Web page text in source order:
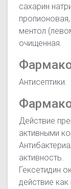
сахарин
ментол
очищенная.
Антисептики.
Действие
активными
активность.
Гексетидин
действие